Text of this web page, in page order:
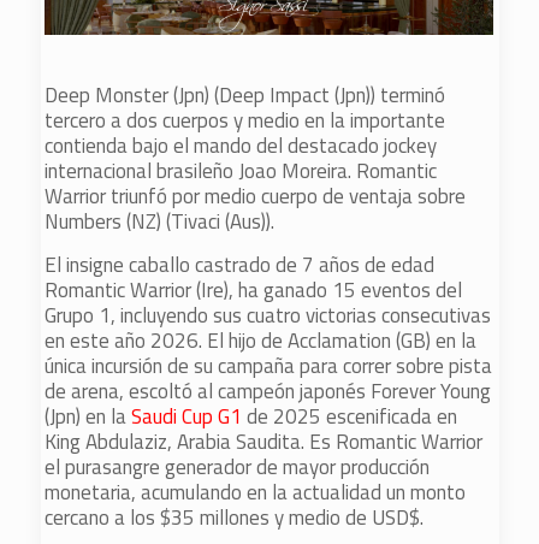
Deep Monster (Jpn) (Deep Impact (Jpn)) terminó
tercero a dos cuerpos y medio en la importante
contienda bajo el mando del destacado jockey
internacional brasileño Joao Moreira. Romantic
Warrior triunfó por medio cuerpo de ventaja sobre
Numbers (NZ) (Tivaci (Aus)).
El insigne caballo castrado de 7 años de edad
Romantic Warrior (Ire), ha ganado 15 eventos del
Grupo 1, incluyendo sus cuatro victorias consecutivas
en este año 2026. El hijo de Acclamation (GB) en la
única incursión de su campaña para correr sobre pista
de arena, escoltó al campeón japonés Forever Young
(Jpn) en laSaudi Cup G1 de 2025 escenificada en
King Abdulaziz, Arabia Saudita. Es Romantic Warrior
el purasangre generador de mayor producción
monetaria, acumulando en la actualidad un monto
cercano a los $35 millones y medio de USD$.